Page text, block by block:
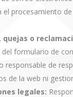
procesamiento
o
del formulario de
responsable de
de la web ni
legales: